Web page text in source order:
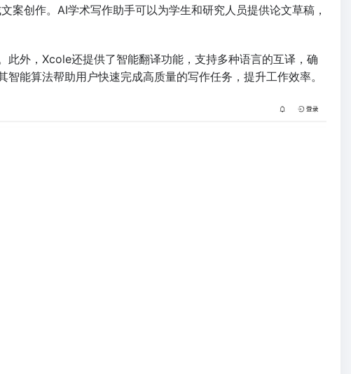
创作。AI学术写作助手可以为学生和研究人员提供论文草稿，
外，Xcole还提供了智能翻译功能，支持多种语言的互译，确
能算法帮助用户快速完成高质量的写作任务，提升工作效率。